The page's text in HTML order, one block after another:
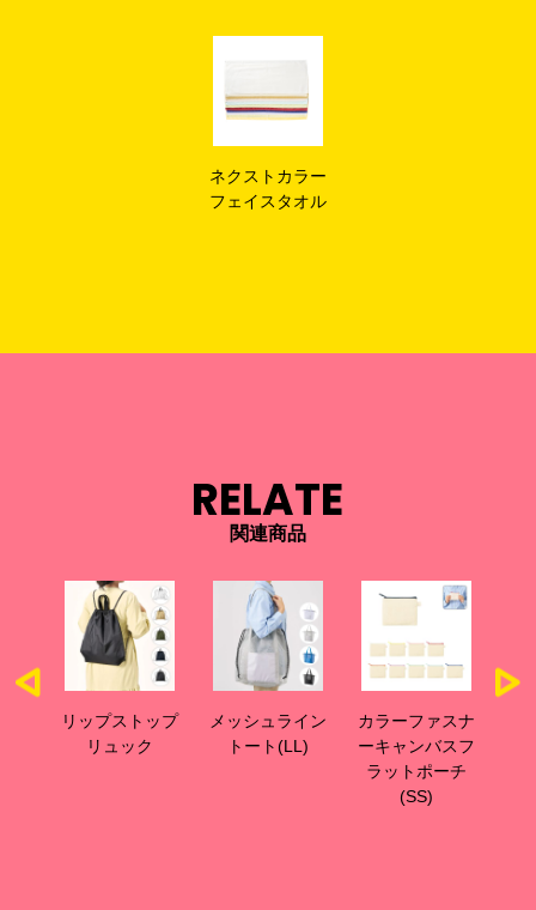
ネクストカラー
フェイスタオル
RELATE
関連商品
リップストップ
リュック
メッシュライン
トート(LL)
カラーファスナ
ーキャンバスフ
ラットポーチ
(SS)